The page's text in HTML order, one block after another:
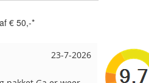
€ 50,-*
23-7-2026 Hilde uit